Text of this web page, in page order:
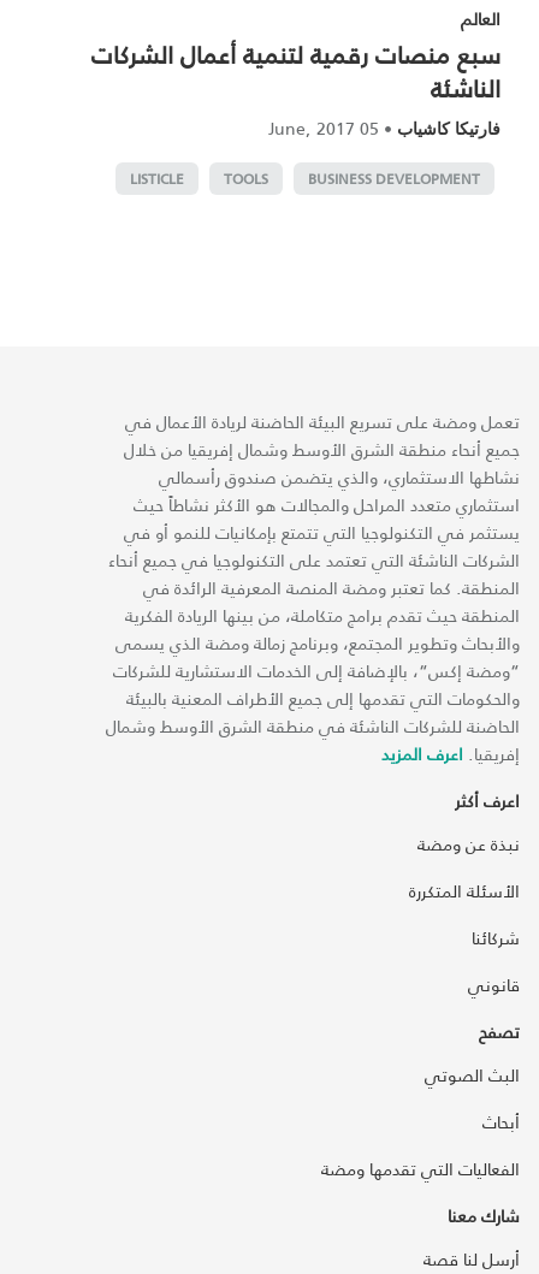
العالم
سبع منصات رقمية لتنمية أعمال الشركات
الناشئة
فارتيكا كاشياب •
05 June, 2017
BUSINESS DEVELOPMENT
TOOLS
LISTICLE
تعمل ومضة على تسريع البيئة الحاضنة لريادة الأعمال في
جميع أنحاء منطقة الشرق الأوسط وشمال إفريقيا من خلال
نشاطها الاستثماري، والذي يتضمن صندوق رأسمالي
استثماري متعدد المراحل والمجالات هو الأكثر نشاطاً حيث
يستثمر في التكنولوجيا التي تتمتع بإمكانيات للنمو أو في
الشركات الناشئة التي تعتمد على التكنولوجيا في جميع أنحاء
المنطقة. كما تعتبر ومضة المنصة المعرفية الرائدة في
المنطقة حيث تقدم برامج متكاملة، من بينها الريادة الفكرية
والأبحاث وتطوير المجتمع، وبرنامج زمالة ومضة الذي يسمى
“ومضة إكس“، بالإضافة إلى الخدمات الاستشارية للشركات
والحكومات التي تقدمها إلى جميع الأطراف المعنية بالبيئة
الحاضنة للشركات الناشئة في منطقة الشرق الأوسط وشمال
إفريقيا. اعرف المزيد
اعرف أكثر
نبذة عن ومضة
الأسئلة المتكررة
شركائنا
قانوني
تصفح
البث الصوتي
أبحاث
الفعاليات التي تقدمها ومضة
شارك معنا
أرسل لنا قصة